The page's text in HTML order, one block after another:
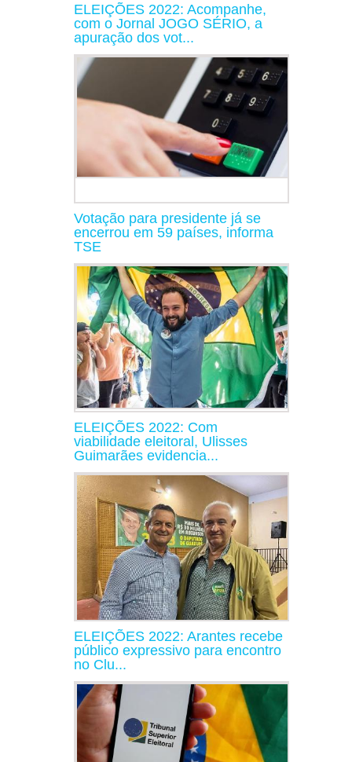
ELEIÇÕES 2022: Acompanhe,
com o Jornal JOGO SÉRIO, a
apuração dos vot...
Votação para presidente já se
encerrou em 59 países, informa
TSE
ELEIÇÕES 2022: Com
viabilidade eleitoral, Ulisses
Guimarães evidencia...
ELEIÇÕES 2022: Arantes recebe
público expressivo para encontro
no Clu...